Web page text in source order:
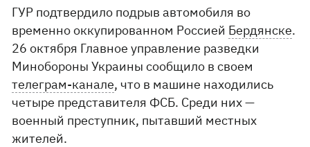
ГУР подтвердило подрыв автомобиля во
временно оккупированном Россией Бердянске.
26 октября Главное управление разведки
Минобороны Украины сообщило в своем
телеграм-канале, что в машине находились
четыре представителя ФСБ. Среди них —
военный преступник, пытавший местных
жителей.